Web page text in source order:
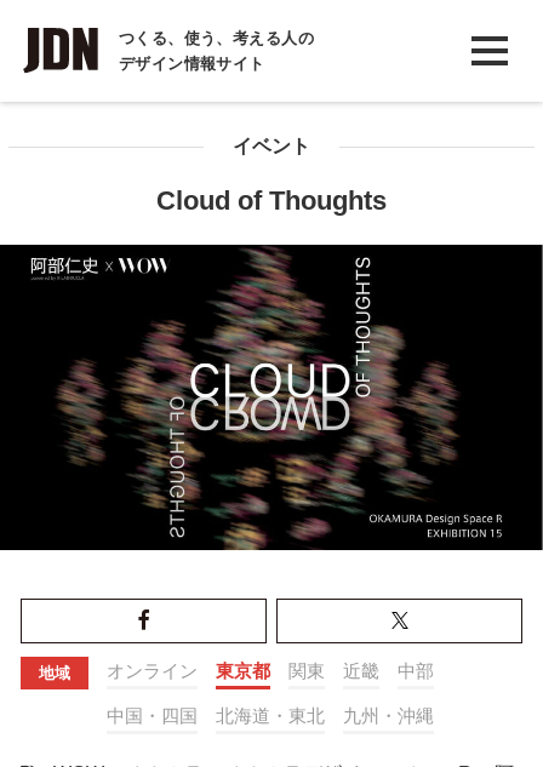
つくる、使う、考える人の
デザイン情報サイト
INTERVIEW
インタビュー
コラム
イベント
Cloud of Thoughts
地域 オンライン 東京都 関東 近畿 中部
中国・四国 北海道・東北 九州・沖縄